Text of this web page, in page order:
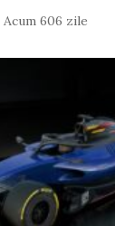
Acum 606 zile